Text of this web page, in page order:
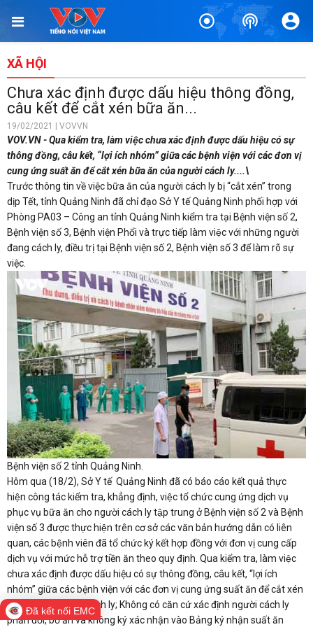
XÃ HỘI
Chưa xác định được dấu hiệu thông đồng,
câu kết để cắt xén bữa ăn...
19/02/2021 | VOVVN
VOV.VN - Qua kiểm tra, làm việc chưa xác định được dấu hiệu có sự
thông đồng, câu kết, “lợi ích nhóm” giữa các bệnh viện với các đơn vị
cung ứng suất ăn để cắt xén bữa ăn của người cách ly....\
Trước thông tin về việc bữa ăn của người cách ly bị “cắt xén” trong
dịp Tết, tỉnh Quảng Ninh đã chỉ đạo Sở Y tế Quảng Ninh phối hợp với
Phòng PA03 – Công an tỉnh Quảng Ninh kiểm tra tại Bệnh viện số 2,
Bệnh viện số 3, Bệnh viện Phổi và trực tiếp làm việc với những người
đang cách ly, điều trị tại Bệnh viện số 2, Bệnh viện số 3 để làm rõ sự
việc.
Bệnh viện số 2 tỉnh Quảng Ninh.
Hôm qua (18/2), Sở Y tế Quảng Ninh đã có báo cáo kết quả thực
hiện công tác kiểm tra, khẳng định, việc tổ chức cung ứng dịch vụ
phục vụ bữa ăn cho người cách ly tập trung ở Bệnh viện số 2 và Bệnh
viện số 3 được thực hiện trên cơ sở các văn bản hướng dẫn có liên
quan, các bệnh viên đã tổ chức ký kết hợp đồng với đơn vị cung cấp
dịch vụ với mức hỗ trợ tiền ăn theo quy định. Qua kiểm tra, làm việc
chưa xác định được dấu hiệu có sự thông đồng, câu kết, “lợi ích
nhóm” giữa các bệnh viện với các đơn vị cung ứng suất ăn để cắt xén
bữa ăn của người cách ly; Không có căn cứ xác định người cách ly
phản đối, bỏ ăn và không ký xác nhận vào Bảng ký nhận suất ăn
Đã kết nối EMC